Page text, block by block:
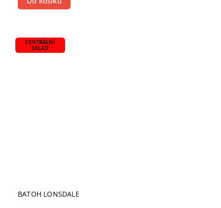
CENTRÁLNÍ
SKLAD
BATOH LONSDALE